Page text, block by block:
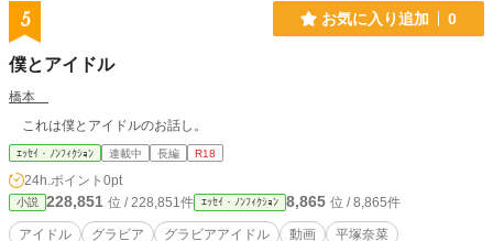
5 お気に入り追加 0
僕とアイドル
橋本
これは僕とアイドルのお話し。
ｴｯｾｲ・ﾉﾝﾌｨｸｼｮﾝ 連載中 長編 R18
24h.ポイント 0pt
小説 228,851 位 / 228,851件 ｴｯｾｲ・ﾉﾝﾌｨｸｼｮﾝ 8,865 位 / 8,865件
アイドル グラビア グラビアアイドル 動画 平塚奈菜